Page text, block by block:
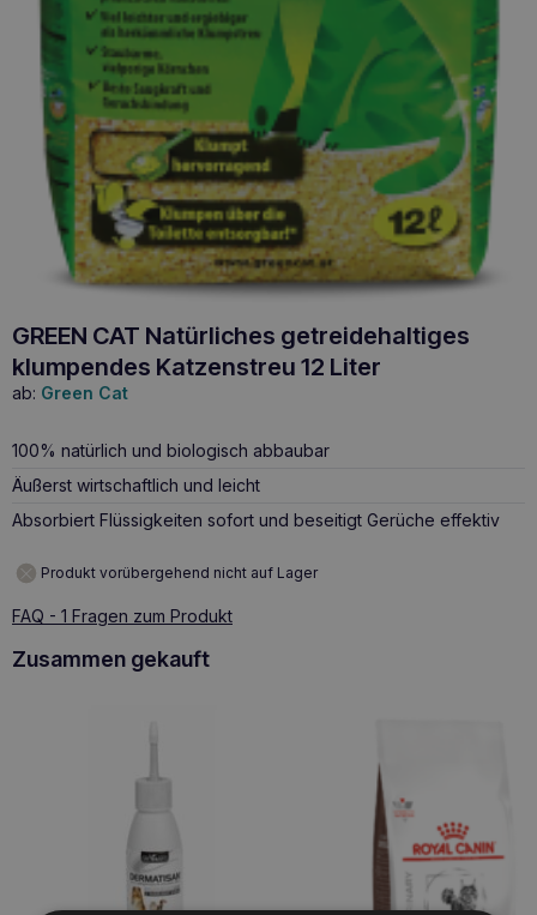
GREEN CAT Natürliches getreidehaltiges
klumpendes Katzenstreu 12 Liter
ab: Green Cat
100% natürlich und biologisch abbaubar
Äußerst wirtschaftlich und leicht
Absorbiert Flüssigkeiten sofort und beseitigt Gerüche effektiv
Produkt vorübergehend nicht auf Lager
FAQ - 1 Fragen zum Produkt
Zusammen gekauft